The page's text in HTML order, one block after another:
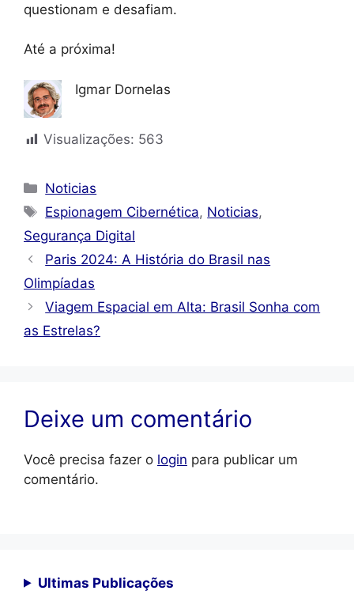
questionam e desafiam.
Até a próxima!
Igmar Dornelas
Visualizações: 563
Categorias
Noticias
Tags
Espionagem Cibernética, Noticias,
Segurança Digital
Paris 2024: A História do Brasil nas
Olimpíadas
Viagem Espacial em Alta: Brasil Sonha com
as Estrelas?
Deixe um comentário
Você precisa fazer o login para publicar um
comentário.
Ultimas Publicações